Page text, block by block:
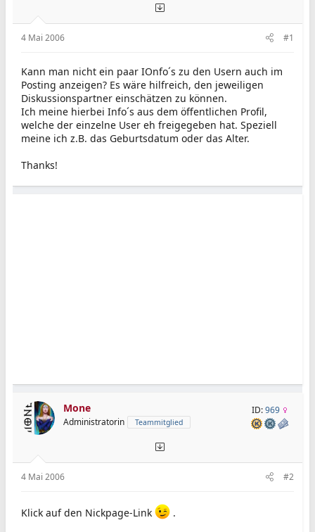
e
r
t
4 Mai 2006 #1
Kann man nicht ein paar IOnfo´s zu den Usern auch im
Posting anzeigen? Es wäre hilfreich, den jeweiligen
Diskussionspartner einschätzen zu können.
Ich meine hierbei Info´s aus dem öffentlichen Profil,
welche der einzelne User eh freigegeben hat. Speziell
meine ich z.B. das Geburtsdatum oder das Alter.
Thanks!
Mone
Administratorin Teammitglied
ID:969
4 Mai 2006 #2
Klick auf den Nickpage-Link
.